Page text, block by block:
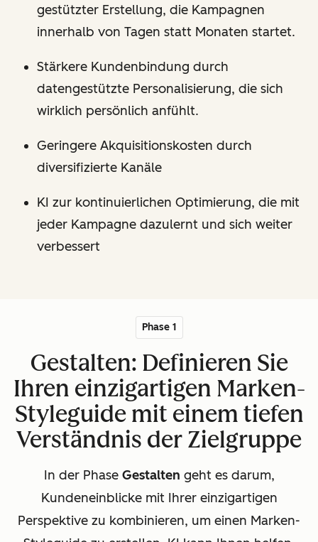
gestützter Erstellung, die Kampagnen
innerhalb von Tagen statt Monaten startet.
Stärkere Kundenbindung durch
datengestützte Personalisierung, die sich
wirklich persönlich anfühlt.
Geringere Akquisitionskosten durch
diversifizierte Kanäle
KI zur kontinuierlichen Optimierung, die mit
jeder Kampagne dazulernt und sich weiter
verbessert
Phase 1
Gestalten: Definieren Sie
Ihren einzigartigen Marken-
Styleguide mit einem tiefen
Verständnis der Zielgruppe
In der Phase Gestalten geht es darum,
Kundeneinblicke mit Ihrer einzigartigen
Perspektive zu kombinieren, um einen Marken-